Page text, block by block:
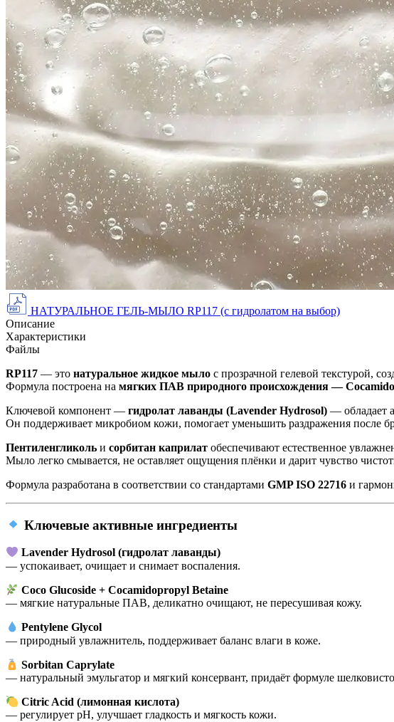
НАТУРАЛЬНОЕ ГЕЛЬ-МЫЛО RP117 (с гидролатом на выбор)
Описание
Характеристики
Файлы
RP117 — это натуральное жидкое мыло с прозрачной гелевой текстурой,
Формула построена на мягких ПАВ природного происхождения —
Ключевой компонент — гидролат лаванды (Lavender Hydrosol) — обладает
Он поддерживает микробиом кожи, помогает уменьшить раздражения после
Пентиленгликоль и сорбитан каприлат обеспечивают естественное
Мыло легко смывается, не оставляет ощущения плёнки и дарит чувство
Формула разработана в соответствии со стандартами GMP ISO 22716 и
Ключевые активные ингредиенты
Lavender Hydrosol (гидролат лаванды)
— успокаивает, очищает и снимает воспаления.
Coco Glucoside + Cocamidopropyl Betaine
— мягкие натуральные ПАВ, деликатно очищают, не пересушивая кожу.
Pentylene Glycol
— природный увлажнитель, поддерживает баланс влаги в коже.
Sorbitan Caprylate
— натуральный эмульгатор и мягкий консервант, придаёт формуле
Citric Acid (лимонная кислота)
— регулирует pH, улучшает гладкость и мягкость кожи.